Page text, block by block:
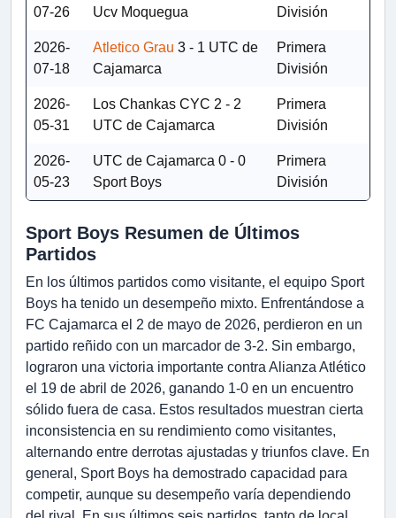
07-26
Ucv Moquegua
División
2026-
07-18
Atletico Grau 3 - 1 UTC de
Cajamarca
Primera
División
2026-
05-31
Los Chankas CYC 2 - 2
UTC de Cajamarca
Primera
División
2026-
05-23
UTC de Cajamarca 0 - 0
Sport Boys
Primera
División
Sport Boys Resumen de Últimos
Partidos
En los últimos partidos como visitante, el equipo Sport
Boys ha tenido un desempeño mixto. Enfrentándose a
FC Cajamarca el 2 de mayo de 2026, perdieron en un
partido reñido con un marcador de 3-2. Sin embargo,
lograron una victoria importante contra Alianza Atlético
el 19 de abril de 2026, ganando 1-0 en un encuentro
sólido fuera de casa. Estos resultados muestran cierta
inconsistencia en su rendimiento como visitantes,
alternando entre derrotas ajustadas y triunfos clave. En
general, Sport Boys ha demostrado capacidad para
competir, aunque su desempeño varía dependiendo